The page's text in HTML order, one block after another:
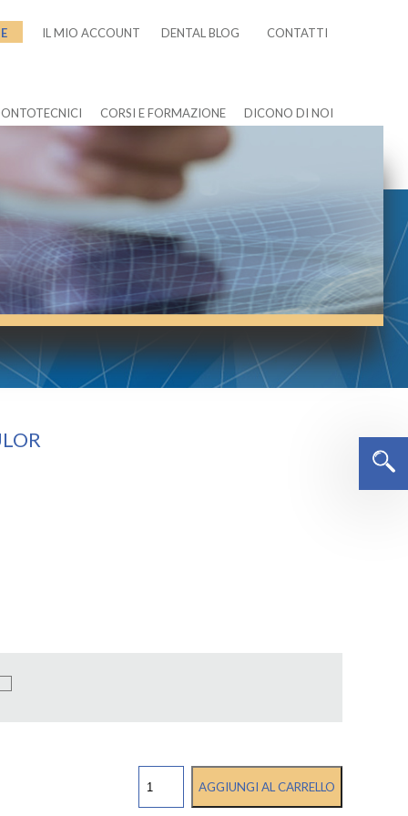
IL MIO ACCOUNT DENTAL BLOG CONTATTI
CORSI E FORMAZIONE DICONO DI NOI
AGGIUNGI AL CARRELLO